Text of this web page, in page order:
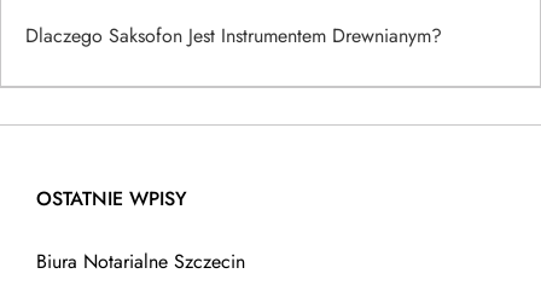
Dlaczego Saksofon Jest Instrumentem Drewnianym?
OSTATNIE WPISY
Biura Notarialne Szczecin